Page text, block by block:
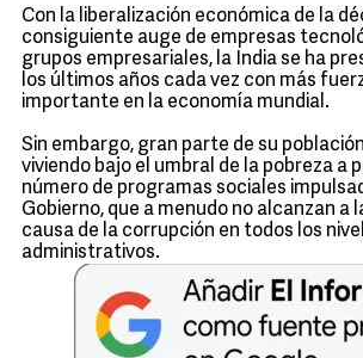
Con la liberalización económica de la
consiguiente auge de empresas
grupos empresariales, la India se ha
los últimos años cada vez con más
importante en la economía mundial.
Sin embargo, gran parte de su
viviendo bajo el umbral de la pobreza a
número de programas sociales
Gobierno, que a menudo no alcanzan a
causa de la corrupción en todos los
administrativos.